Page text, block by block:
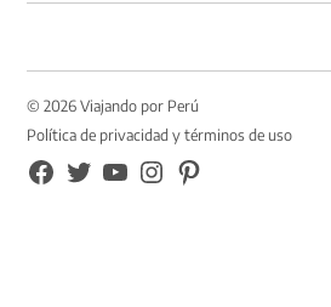
© 2026 Viajando por Perú
Política de privacidad y términos de uso
FB
TW YouTubeInstagramPinterest